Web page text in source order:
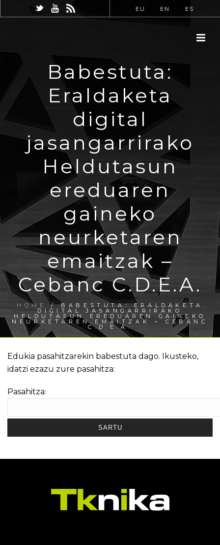
EU EN ES
Babestuta:
Eraldaketa
digital
jasangarrirako
Heldutasun
ereduaren
gaineko
neurketaren
emaitzak –
Cebanc C.D.E.A.
HOME /BABESTUTA: ERALDAKETA
DIGITAL JASANGARRIRAKO
HELDUTASUN EREDUAREN GAINEKO
NEURKETAREN EMAITZAK – CEBANC
C.D.E.A.
Edukia pasahitzarekin babestuta dago. Ikusteko,
idatzi ezazu zure pasahitza:
Pasahitza: